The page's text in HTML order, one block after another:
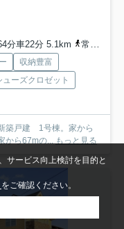
分車22分 5.1km
常磐線「荒川沖」駅 徒歩68分
収納豊富
ーズクロゼット
築戸建 1号棟。家から
から67mの... もっと見る
サービス向上検討を目的と
をご確認ください。